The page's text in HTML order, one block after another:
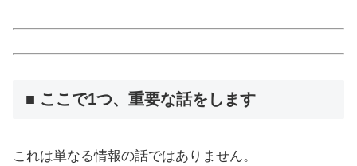
■ ここで1つ、重要な話をします
これは単なる情報の話ではありません。